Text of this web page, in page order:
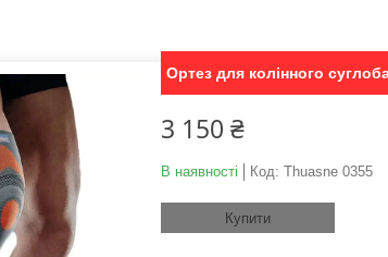
Ортез для колінного
3 150 ₴
В наявності Код: Thuasne 0355
Купити